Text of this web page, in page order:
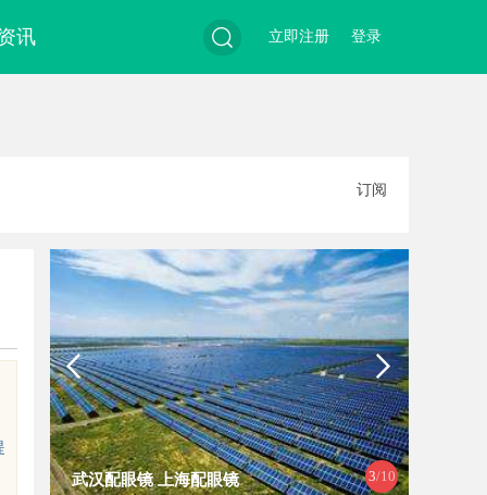
讯
索
登录
立即注册
订阅
4/10
深入解析达龄Reju28好不好：真实体